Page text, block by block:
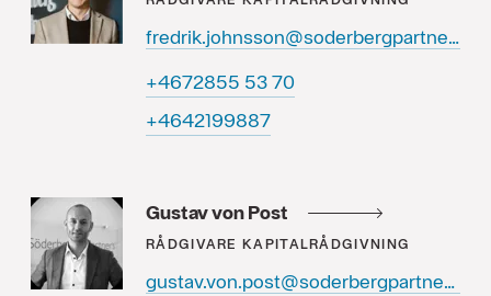
fredrik.johnsson@soderbergpartners.se
07 35 5582764+
7889912464+
Gustav von Post
RÅDGIVARE KAPITALRÅDGIVNING
gustav.von.post@soderbergpartners.se